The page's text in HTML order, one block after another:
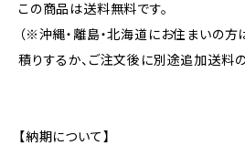
この商品は送料無料です。
（※沖縄・離島・北海道にお住まいの
積りするか、ご注文後に別途追加送料の
【納期について】